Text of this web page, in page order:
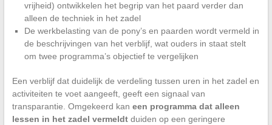
vrijheid) ontwikkelen het begrip van het paard verder dan
alleen de techniek in het zadel
De werkbelasting van de pony’s en paarden wordt vermeld in
de beschrijvingen van het verblijf, wat ouders in staat stelt
om twee programma’s objectief te vergelijken
Een verblijf dat duidelijk de verdeling tussen uren in het zadel en
activiteiten te voet aangeeft, geeft een signaal van
transparantie. Omgekeerd kan een programma dat alleen
lessen in het zadel vermeldtduiden op een geringere